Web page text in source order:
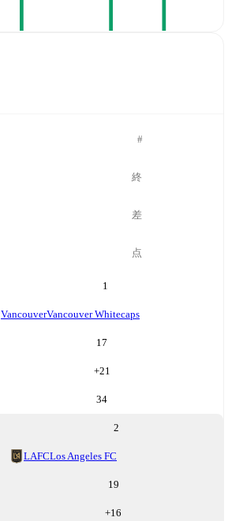
#
終
差
点
1
VancouverVancouver Whitecaps
17
+21
34
2
LAFCLos Angeles FC
19
+16